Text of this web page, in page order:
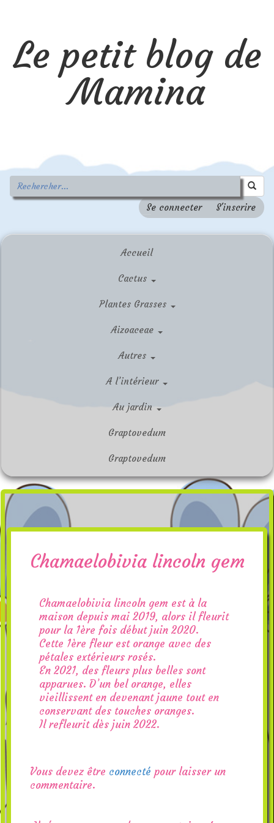
Le petit blog de
Mamina
Se connecter S'inscrire
Accueil
Cactus
Plantes Grasses
Aizoaceae
Autres
A l’intérieur
Au jardin
Graptovedum
Graptovedum
Chamaelobivia lincoln gem
Chamaelobivia lincoln gem est à la
maison depuis mai 2019, alors il fleurit
pour la 1ère fois début juin 2020.
Cette 1ère fleur est orange avec des
pétales extérieurs rosés.
En 2021, des fleurs plus belles sont
apparues. D’un bel orange, elles
vieillissent en devenant jaune tout en
conservant des touches oranges.
Il refleurit dès juin 2022.
Vous devez être connecté pour laisser un
commentaire.